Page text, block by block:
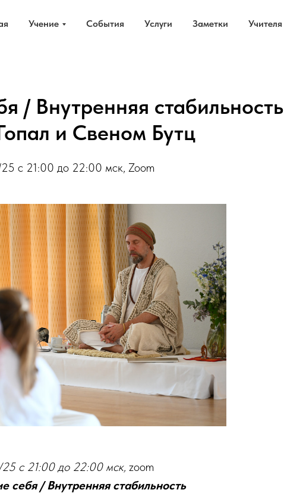
Учение События Услуги Заметки Учителя
/ Внутренняя стабильность
и Свеном Бутц
с 21:00 до 22:00 мск, Zoom
с 21:00 до 22:00 мск, zoom
себя / Внутренняя стабильность